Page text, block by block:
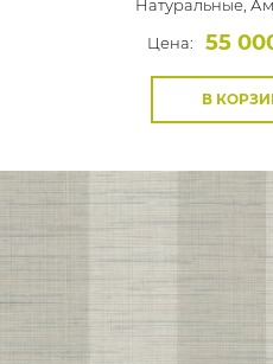
Натуральные,
Цена:
55
В